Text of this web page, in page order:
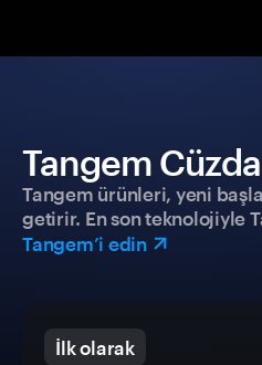
Tangem
Tangem ürünleri, yeni
getirir. En son teknolojiyle
Tangem’i edin
İlk olarak